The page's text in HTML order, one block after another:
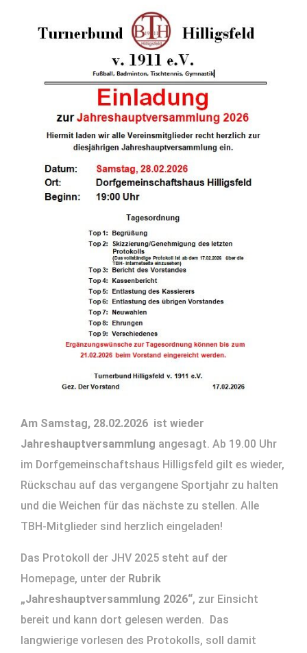
Am Samstag, 28.02.2026 ist wieder
Jahreshauptversammlung angesagt. Ab 19.00 Uhr
im Dorfgemeinschaftshaus Hilligsfeld gilt es wieder,
Rückschau auf das vergangene Sportjahr zu halten
und die Weichen für das nächste zu stellen. Alle
TBH-Mitglieder sind herzlich eingeladen!
Das Protokoll der JHV 2025 steht auf der
Homepage, unter der Rubrik
„Jahreshauptversammlung 2026“, zur Einsicht
bereit und kann dort gelesen werden. Das
langwierige vorlesen des Protokolls, soll damit